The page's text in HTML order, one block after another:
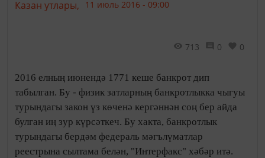
Казан утлары, 11 июль 2016 - 09:00
713 0 0
2016 елның июнендә 1771 кеше банкрот дип
табылган. Бу - физик затларның банкротлыкка чыгуы
турындагы закон үз көченә кергәннән соң бер айда
булган иң зур күрсәткеч. Бу хакта, банкротлык
турындагы бердәм федераль мәгълүматлар
реестрына сылтама белән, "Интерфакс" хәбәр итә.